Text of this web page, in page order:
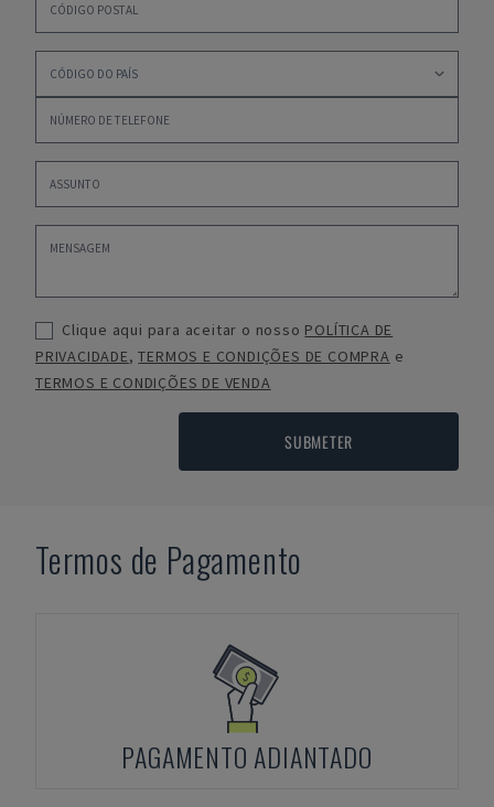
Clique aqui para aceitar o nosso POLÍTICA DE
PRIVACIDADE,TERMOS E CONDIÇÕES DE COMPRA e
TERMOS E CONDIÇÕES DE VENDA
SUBMETER
Termos de Pagamento
PAGAMENTO ADIANTADO